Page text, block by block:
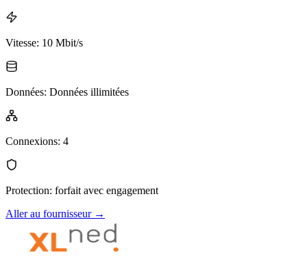
Vitesse: 10 Mbit/s
Données: Données illimitées
Connexions: 4
Protection: forfait avec engagement
Aller au fournisseur→